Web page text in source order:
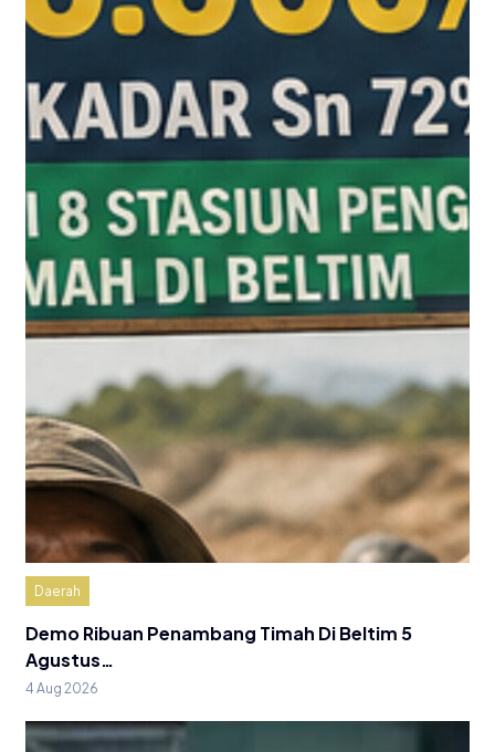
Daerah
Demo Ribuan Penambang Timah Di Beltim 5
Agustus…
4 Aug 2026